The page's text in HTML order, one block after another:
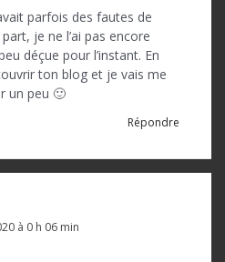
parfois des fautes de
je ne l’ai pas encore
déçue pour l’instant. En
ton blog et je vais me
un peu 🙂
Répondre
à 0 h 06 min